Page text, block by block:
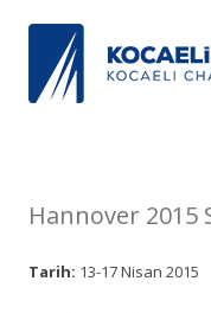
KSO 3500’ü aşkın
Merkez, Çayırova,
Hannover 2015
Tarih: 13-17 Nisan 2015